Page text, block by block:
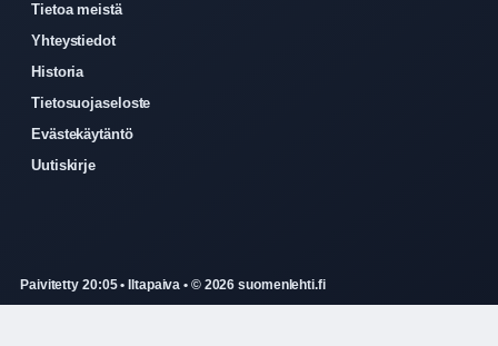
Tietoa meistä
Yhteystiedot
Historia
Tietosuojaseloste
Evästekäytäntö
Uutiskirje
Paivitetty 20:05 • Iltapaiva • © 2026 suomenlehti.fi